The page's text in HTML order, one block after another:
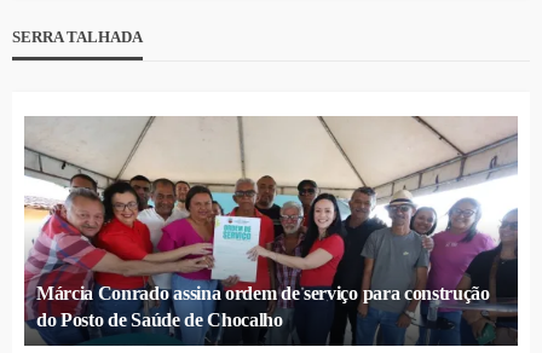
SERRA TALHADA
Márcia Conrado assina ordem de serviço para construção
do Posto de Saúde de Chocalho